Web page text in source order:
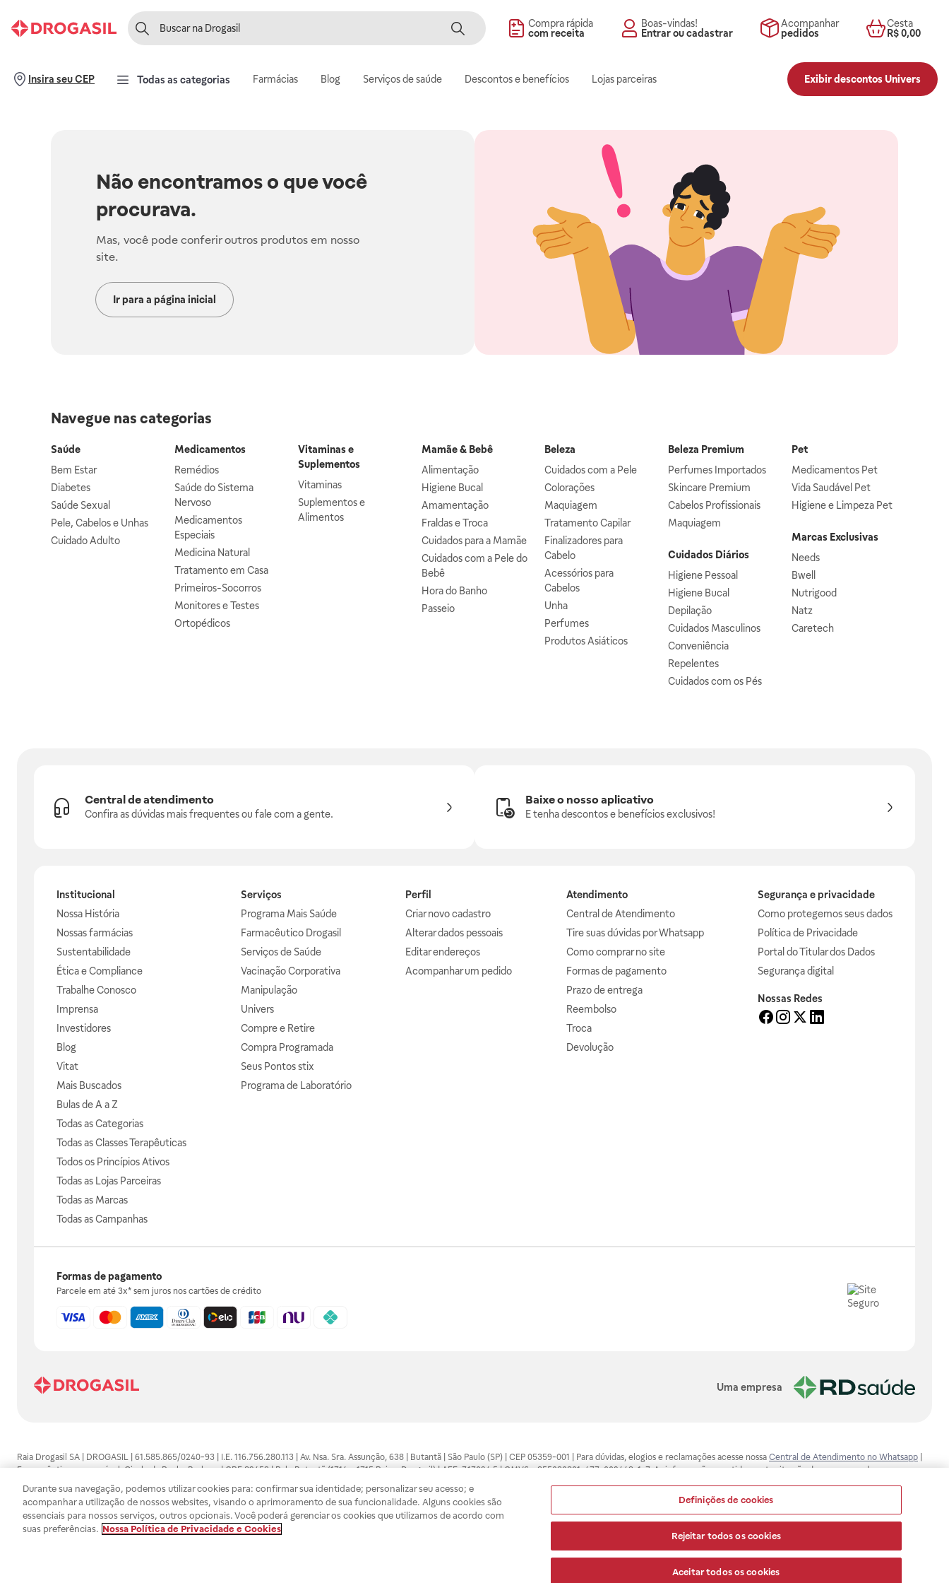
Compra rápida
com receita
Boas-vindas!
Entrar ou cadastrar
Acompanhar
pedidos
Cesta
R$ 0,00
Insira seu CEP Todas as categorias Farmácias Blog Serviços de saúde Descontos e benefícios Lojas parceiras Exibir descontos Univers
Não encontramos o que você
procurava.
Mas, você pode conferir outros produtos em nosso
site.
Ir para a página inicial
Navegue nas categorias
Saúde
Bem Estar
Diabetes
Saúde Sexual
Pele, Cabelos e Unhas
Cuidado Adulto
Medicamentos
Remédios
Saúde do Sistema
Nervoso
Medicamentos
Especiais
Medicina Natural
Tratamento em Casa
Primeiros-Socorros
Monitores e Testes
Ortopédicos
Vitaminas e
Suplementos
Vitaminas
Suplementos e
Alimentos
Mamãe & Bebê
Alimentação
Higiene Bucal
Amamentação
Fraldas e Troca
Cuidados para a Mamãe
Cuidados com a Pele do
Bebê
Hora do Banho
Passeio
Beleza
Cuidados com a Pele
Colorações
Maquiagem
Tratamento Capilar
Finalizadores para
Cabelo
Acessórios para
Cabelos
Unha
Perfumes
Produtos Asiáticos
Beleza Premium
Perfumes Importados
Skincare Premium
Cabelos Profissionais
Maquiagem
Cuidados Diários
Higiene Pessoal
Higiene Bucal
Depilação
Cuidados Masculinos
Conveniência
Repelentes
Cuidados com os Pés
Pet
Medicamentos Pet
Vida Saudável Pet
Higiene e Limpeza Pet
Marcas Exclusivas
Needs
Bwell
Nutrigood
Natz
Caretech
Central de atendimento
Confira as dúvidas mais frequentes ou fale com a gente.
Baixe o nosso aplicativo
E tenha descontos e benefícios exclusivos!
Institucional
Nossa História
Nossas farmácias
Sustentabilidade
Ética e Compliance
Trabalhe Conosco
Imprensa
Investidores
Blog
Vitat
Mais Buscados
Bulas de A a Z
Todas as Categorias
Todas as Classes Terapêuticas
Todos os Princípios Ativos
Todas as Lojas Parceiras
Todas as Marcas
Todas as Campanhas
Serviços
Programa Mais Saúde
Farmacêutico Drogasil
Serviços de Saúde
Vacinação Corporativa
Manipulação
Univers
Compre e Retire
Compra Programada
Seus Pontos stix
Programa de Laboratório
Perfil
Criar novo cadastro
Alterar dados pessoais
Editar endereços
Acompanhar um pedido
Atendimento
Central de Atendimento
Tire suas dúvidas por Whatsapp
Como comprar no site
Formas de pagamento
Prazo de entrega
Reembolso
Troca
Devolução
Segurança e privacidade
Como protegemos seus dados
Política de Privacidade
Portal do Titular dos Dados
Segurança digital
Nossas Redes
Formas de pagamento
Parcele em até 3x* sem juros nos cartões de crédito
Uma empresa
Raia Drogasil SA | DROGASIL | 61.585.865/0240-93 | I.E. 116.756.280.113 | Av. Nsa. Sra. Assunção, 638 | Butantã | São Paulo (SP) | CEP 05359-001 | Para dúvidas, elogios e reclamações acesse nossa Central de Atendimento no Whatsapp
Farmacêutico responsável: Gisele da Penha Barbosa | CRF 89453 | Polo Butantã (1714 e 1715 Raia e Drogasil) | AFE: 7.17094.5 | CMVS - 355030801-477-002443-1-7. As informações contidas neste site não devem ser usadas para
automedicação e não substituem, em hipótese alguma, as orientações dadas pelo profissional da área médica. Somente o médico está apto a diagnosticar qualquer problema de saúde e prescrever o tratamento adequado. Ao
persistirem os sintomas, um médico deverá ser consultado. Os preços e promoções divulgados no site são válidos apenas para compras feitas pela internet. Maiores esclarecimentos, consultar o site: www.anvisa.gov.br. A Raia Drogasil
SA trabalha com as tecnologias mais avançadas de proteção de dados, para que você possa realizar suas compras com tranquilidade. A privacidade e a segurança dos clientes são compromissos da Raia Drogasil SA. Todos os pedidos
efetuados estão sujeitos à confirmação da disponibilidade de produto em nosso estoque.
Durante sua navegação, podemos utilizar cookies para: confirmar sua identidade; personalizar seu acesso; e
acompanhar a utilização de nossos websites, visando o aprimoramento de sua funcionalidade. Alguns cookies são
essenciais para nossos serviços, outros opcionais. Você poderá gerenciar os cookies que utilizamos de acordo com
suas preferências. Nossa Política de Privacidade e Cookies
Definições de cookies
Rejeitar todos os cookies
Aceitar todos os cookies